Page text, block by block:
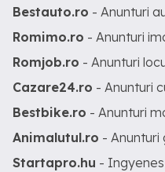
Bestauto.ro - Anunturi
Romimo.ro - Anunturi
Romjob.ro - Anunturi
Cazare24.ro - Anunturi
Bestbike.ro - Anunturi
Animalutul.ro - Anunturi
Startapro.hu -